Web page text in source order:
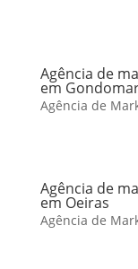
Agência de
em
Agência de
Agência de
em Oeiras
Agência de